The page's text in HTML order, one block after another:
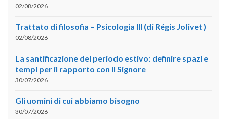
02/08/2026
Trattato di filosofia – Psicologia III (di Régis Jolivet )
02/08/2026
La santificazione del periodo estivo: definire spazi e
tempi per il rapporto con il Signore
30/07/2026
Gli uomini di cui abbiamo bisogno
30/07/2026